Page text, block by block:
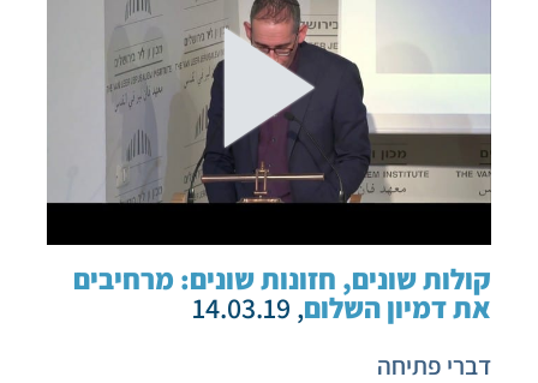
קולות שונים, חזונות שונים: מרחיבים
את דמיון השלום, 14.03.19
דברי פתיחה